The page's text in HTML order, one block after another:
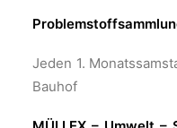
Standesamt
Freizeitzentrum
Jeden 1.
Bauhof